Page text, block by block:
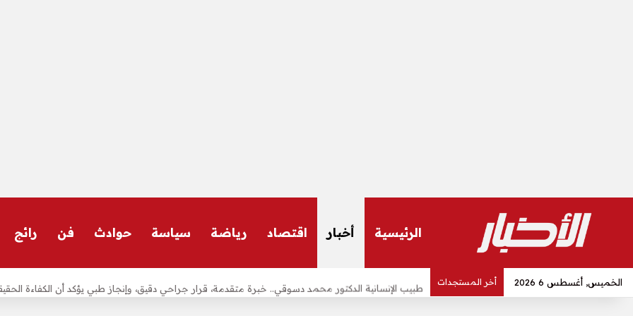
الرئيسية أخبار اقتصاد رياضة سياسة حوادث فن رائج
الخميس, أغسطس 6 2026 أخر المستجدات